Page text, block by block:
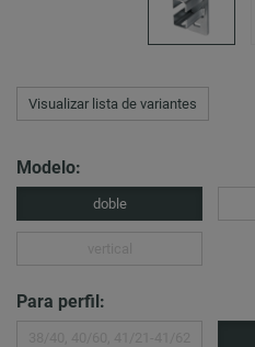
Visualizar lista de variantes
Modelo:
doble
Para perfil: